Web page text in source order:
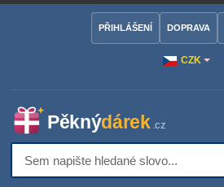
CZK
PŘIHLÁŠENÍ DOPRAVA